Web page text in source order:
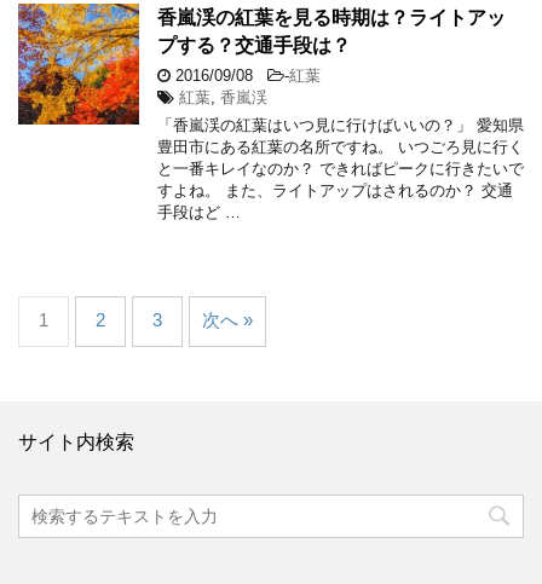
香嵐渓の紅葉を見る時期は？ライトアッ
プする？交通手段は？
2016/09/08 -紅葉
紅葉 香嵐渓
「香嵐渓の紅葉はいつ見に行けばいいの？」 愛知県
豊田市にある紅葉の名所ですね。 いつごろ見に行く
と一番キレイなのか？ できればピークに行きたいで
すよね。 また、ライトアップはされるのか？ 交通
手段はど …
1 2 3 次へ »
サイト内検索